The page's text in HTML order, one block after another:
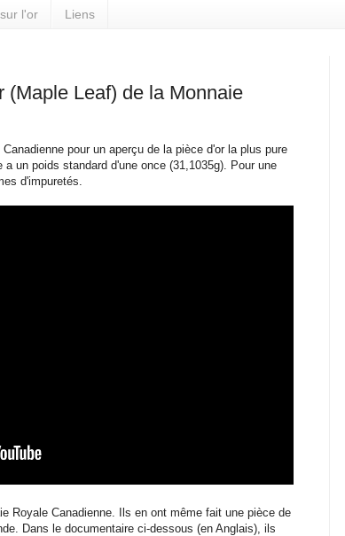
l'or Liens
(Maple Leaf) de la Monnaie
pour un aperçu de la pièce d'or la plus pure
un poids standard d'une once (31,1035g). Pour une
d'impuretés.
Royale Canadienne. Ils en ont même fait une pièce de
Dans le documentaire ci-dessous (en Anglais), ils